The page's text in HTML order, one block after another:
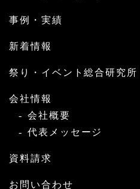
事例・実績
新着情報
祭り・イベント総合研究所
会社情報
会社概要
代表メッセージ
資料請求
お問い合わせ